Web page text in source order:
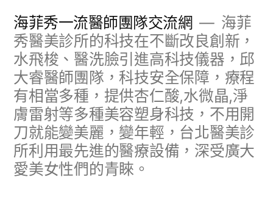
海菲秀一流醫師團隊交流網
海菲
秀醫美診所的科技在不斷改良創新，
水飛梭、醫洗臉引進高科技儀器，邱
大睿醫師團隊，科技安全保障，療程
有相當多種，提供杏仁酸,水微晶,淨
膚雷射等多種美容塑身科技，不用開
刀就能變美麗，變年輕，台北醫美診
所利用最先進的醫療設備，深受廣大
愛美女性們的青睞。